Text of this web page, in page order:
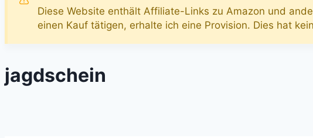
Diese Website enthält Affiliate-Links zu Amazon und
einen Kauf tätigen, erhalte ich eine Provision. Dies hat
jagdschein